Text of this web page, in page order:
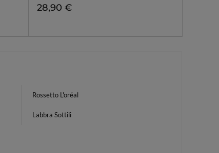
28,90 €
Rossetto L'oréal
Labbra Sottili